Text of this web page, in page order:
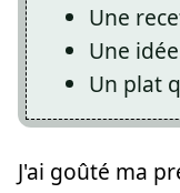
Une
Une
Un plat
J'ai goûté ma